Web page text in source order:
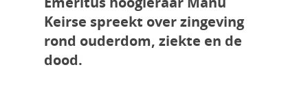
Keirse spreekt over zingeving
rond ouderdom, ziekte en de
dood.